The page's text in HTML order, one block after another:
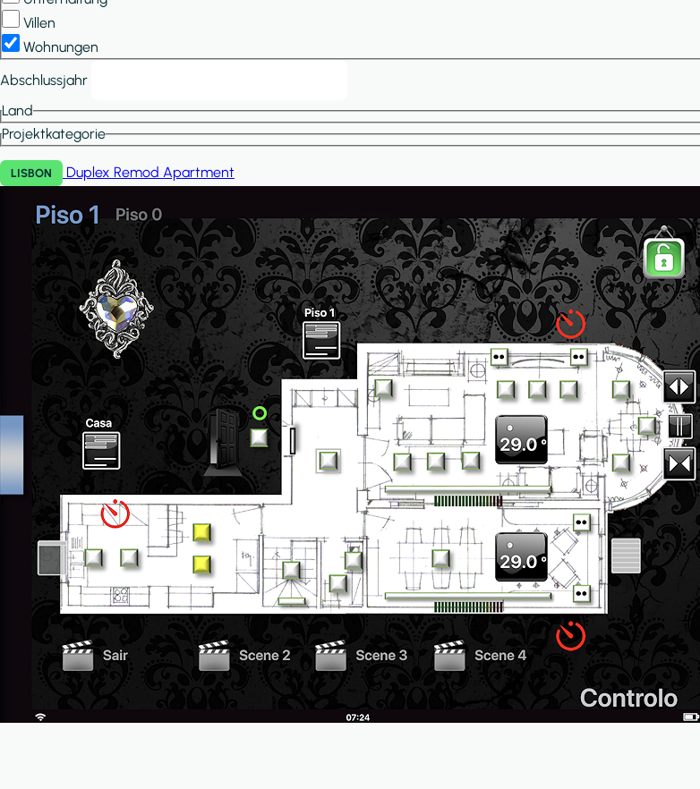
Villen
Wohnungen
Abschlussjahr
Land
Projektkategorie
LISBON Duplex Remod Apartment